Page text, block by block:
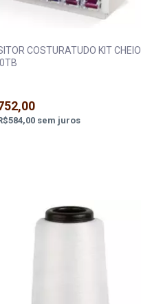
COSTURATUDO KIT CHEIO
sem juros